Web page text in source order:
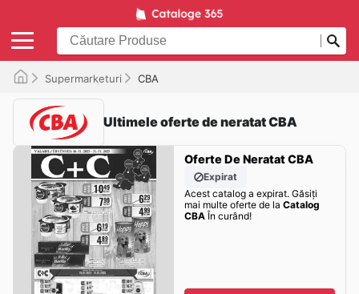
Supermarketuri CBA
Ultimele oferte de neratat CBA
Oferte De Neratat CBA
Expirat
Acest catalog a expirat. Găsiți
mai multe oferte de la Catalog
CBAÎn curând!